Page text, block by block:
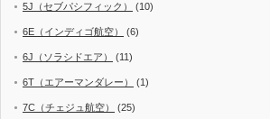
5J（セブパシフィック） (10)
6E（インディゴ航空） (6)
6J（ソラシドエア） (11)
6T（エアーマンダレー） (1)
7C（チェジュ航空） (25)